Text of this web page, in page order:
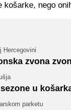
košarke, nego
Hercegovini
zvona
u
parketu